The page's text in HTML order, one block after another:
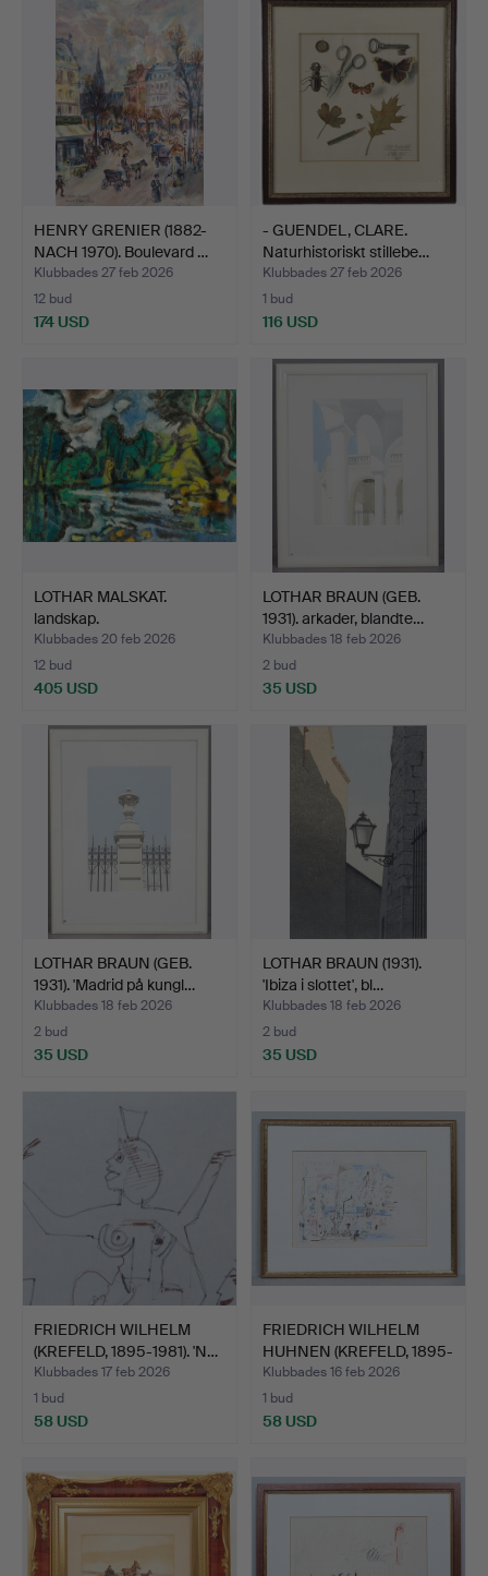
HENRY GRENIER (1882-
NACH 1970). Boulevard …
Klubbades 27 feb 2026
12 bud
174 USD
- GUENDEL, CLARE.
Naturhistoriskt stillebe…
Klubbades 27 feb 2026
1 bud
116 USD
LOTHAR MALSKAT.
landskap.
Klubbades 20 feb 2026
12 bud
405 USD
LOTHAR BRAUN (GEB.
1931). arkader, blandte…
Klubbades 18 feb 2026
2 bud
35 USD
LOTHAR BRAUN (GEB.
1931). 'Madrid på kungl…
Klubbades 18 feb 2026
2 bud
35 USD
LOTHAR BRAUN (1931).
'Ibiza i slottet', bl…
Klubbades 18 feb 2026
2 bud
35 USD
FRIEDRICH WILHELM
(KREFELD, 1895-1981). 'N…
Klubbades 17 feb 2026
1 bud
58 USD
FRIEDRICH WILHELM
HUHNEN (KREFELD, 1895-
19…
Klubbades 16 feb 2026
1 bud
58 USD